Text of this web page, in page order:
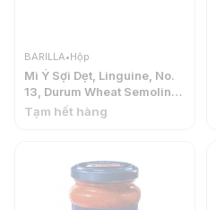
BARILLA•Hộp
Mì Ý Sợi Dẹt, Linguine, No.
13, Durum Wheat Semolina
Pasta (500g) - BARILLA
Tạm hết hàng